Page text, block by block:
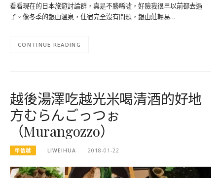
看看現在的日本旅遊討論群，真是不勝唏噓，好險我很早以前都去過
了。像冬季的銀山溫泉，住宿完全沒有問題，銀山莊輕易…
CONTINUE READING
越後湯澤吃越光米喝清酒的好地
方むらんごっつぉ
（Murangozzo）
甲信越 LIWEIHUA 2018-01-22